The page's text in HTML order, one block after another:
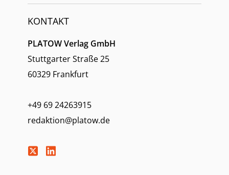
KONTAKT
PLATOW Verlag GmbH
Stuttgarter Straße 25
60329 Frankfurt
+49 69 24263915
redaktion@platow.de